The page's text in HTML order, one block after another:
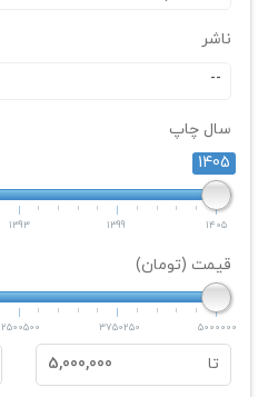
ناشر
--
سال چاپ
1405
1393 1399 1405
قیمت (تومان)
2500500 3750250 5000000
تا 5,000,000